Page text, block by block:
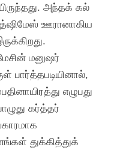
அந்தக் கல்
ஊரானாகிய
மனுஷர்
பார்த்தபடியினால்,
எழுபது
கர்த்தர்
துக்கித்துக்